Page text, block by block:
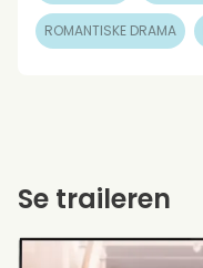
ROMANTISKE DRAMA
Se traileren